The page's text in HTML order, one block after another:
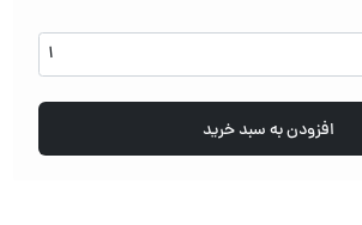
افزودن به سبد خرید